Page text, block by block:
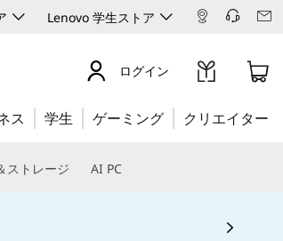
Lenovo 学生ストア
ログイン
ス 学生 ゲーミング クリエイター
ストレージ AI PC